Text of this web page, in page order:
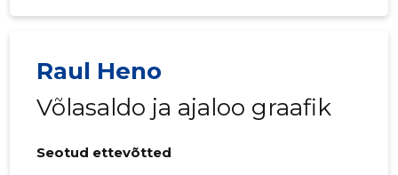
Raul Heno
Võlasaldo ja ajaloo graafik
Seotud ettevõtted